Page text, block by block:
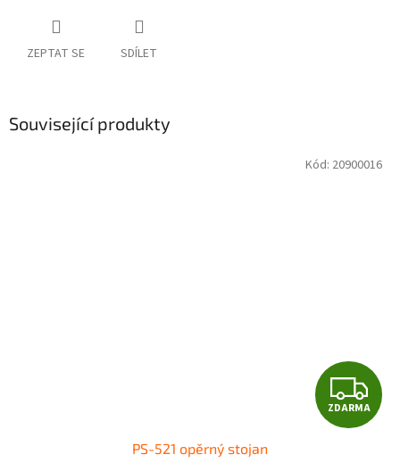
ZEPTAT SE SDÍLET
Související produkty
Z
D
ZDARMA
PS-521 opěrný stojan
Kód: 20900016